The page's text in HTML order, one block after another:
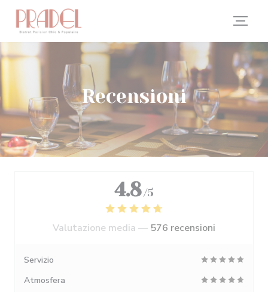
Personalizzazione delle tue scelte sui cookie
Recensioni
4.8 /5
Valutazione media — 576 recensioni
Servizio
Atmosfera